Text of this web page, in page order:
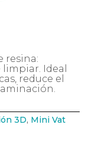
resina:
Ideal
reduce el
3D, Mini Vat